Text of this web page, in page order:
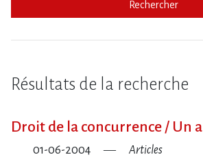
Rechercher
Résultats de la recherche
Droit de la concurrence / Un
01-06-2004 Articles